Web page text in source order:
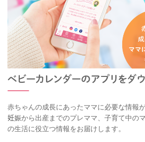
赤ちゃんの成長にあったママに必要な情報
妊娠から出産までのプレママ、子育て中の
の生活に役立つ情報をお届けします。